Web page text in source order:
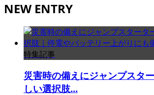
NEW ENTRY
特集記事
災害時の備えにジャンプスタ
しい選択肢...